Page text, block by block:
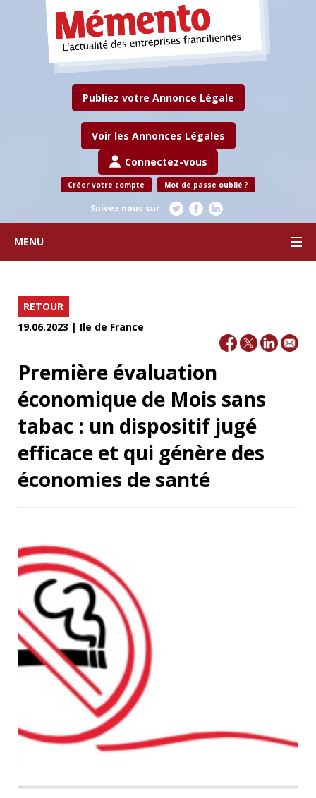
Publiez votre Annonce Légale
Voir les Annonces Légales
Connectez-vous
Créer votre compte Mot de passe oublié ?
Suivez nous sur
MENU
RETOUR
19.06.2023 | Ile de France
Première évaluation
économique de Mois sans
tabac : un dispositif jugé
efficace et qui génère des
économies de santé